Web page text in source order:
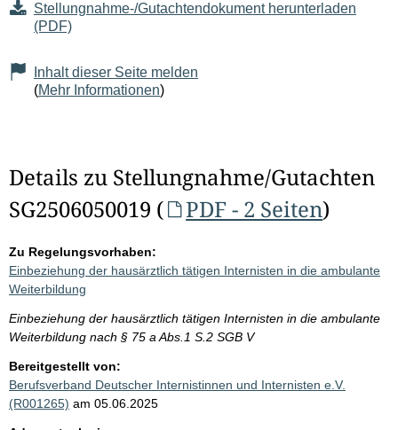
Stellungnahme-/Gutachtendokument herunterladen
(PDF)
Inhalt dieser Seite melden
(Mehr Informationen)
Details zu Stellungnahme/Gutachten
SG2506050019 (
PDF - 2 Seiten)
Zu Regelungsvorhaben:
Einbeziehung der hausärztlich tätigen Internisten in die ambulante
Weiterbildung
Einbeziehung der hausärztlich tätigen Internisten in die ambulante
Weiterbildung nach § 75 a Abs.1 S.2 SGB V
Bereitgestellt von:
Berufsverband Deutscher Internistinnen und Internisten e.V.
(R001265) am 05.06.2025